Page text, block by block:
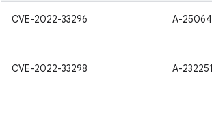
CVE-2022-33296 A-
CVE-2022-33298 A-